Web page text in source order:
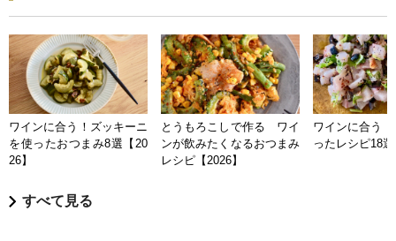
ワインに合う！ズッキーニ
を使ったおつまみ8選【20
26】
とうもろこしで作る ワイ
ンが飲みたくなるおつまみ
レシピ【2026】
ワインに合う
ったレシピ18
すべて見る